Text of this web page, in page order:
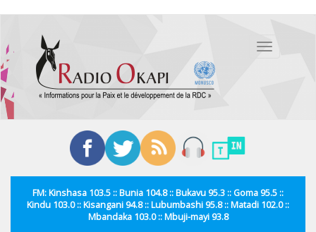
contenu
principal
Toggle
FM: Kinshasa 103.5 :: Bunia 104.8 :: Bukavu 95.3 :: Goma 95.5 ::
Kindu 103.0 :: Kisangani 94.8 :: Lubumbashi 95.8 :: Matadi 102.0 ::
Mbandaka 103.0 :: Mbuji-mayi 93.8